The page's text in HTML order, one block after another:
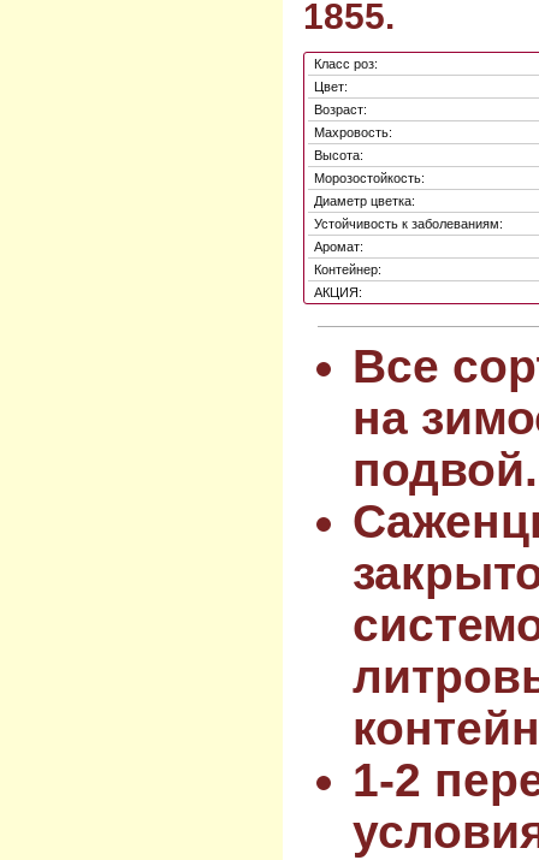
1855.
Класс роз:
Цвет:
Возраст:
Махровость:
Высота:
Морозостойкость:
Диаметр цветка:
Устойчивость к заболеваниям:
Аромат:
Контейнер:
АКЦИЯ:
Все
на
подвой.
1-2